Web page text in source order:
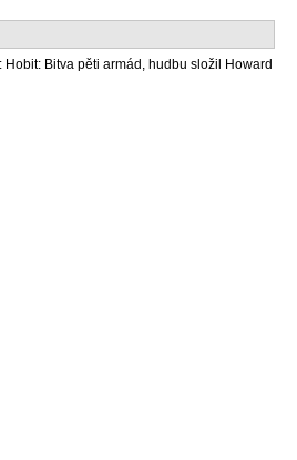
Bitva pěti armád, hudbu složil Howard